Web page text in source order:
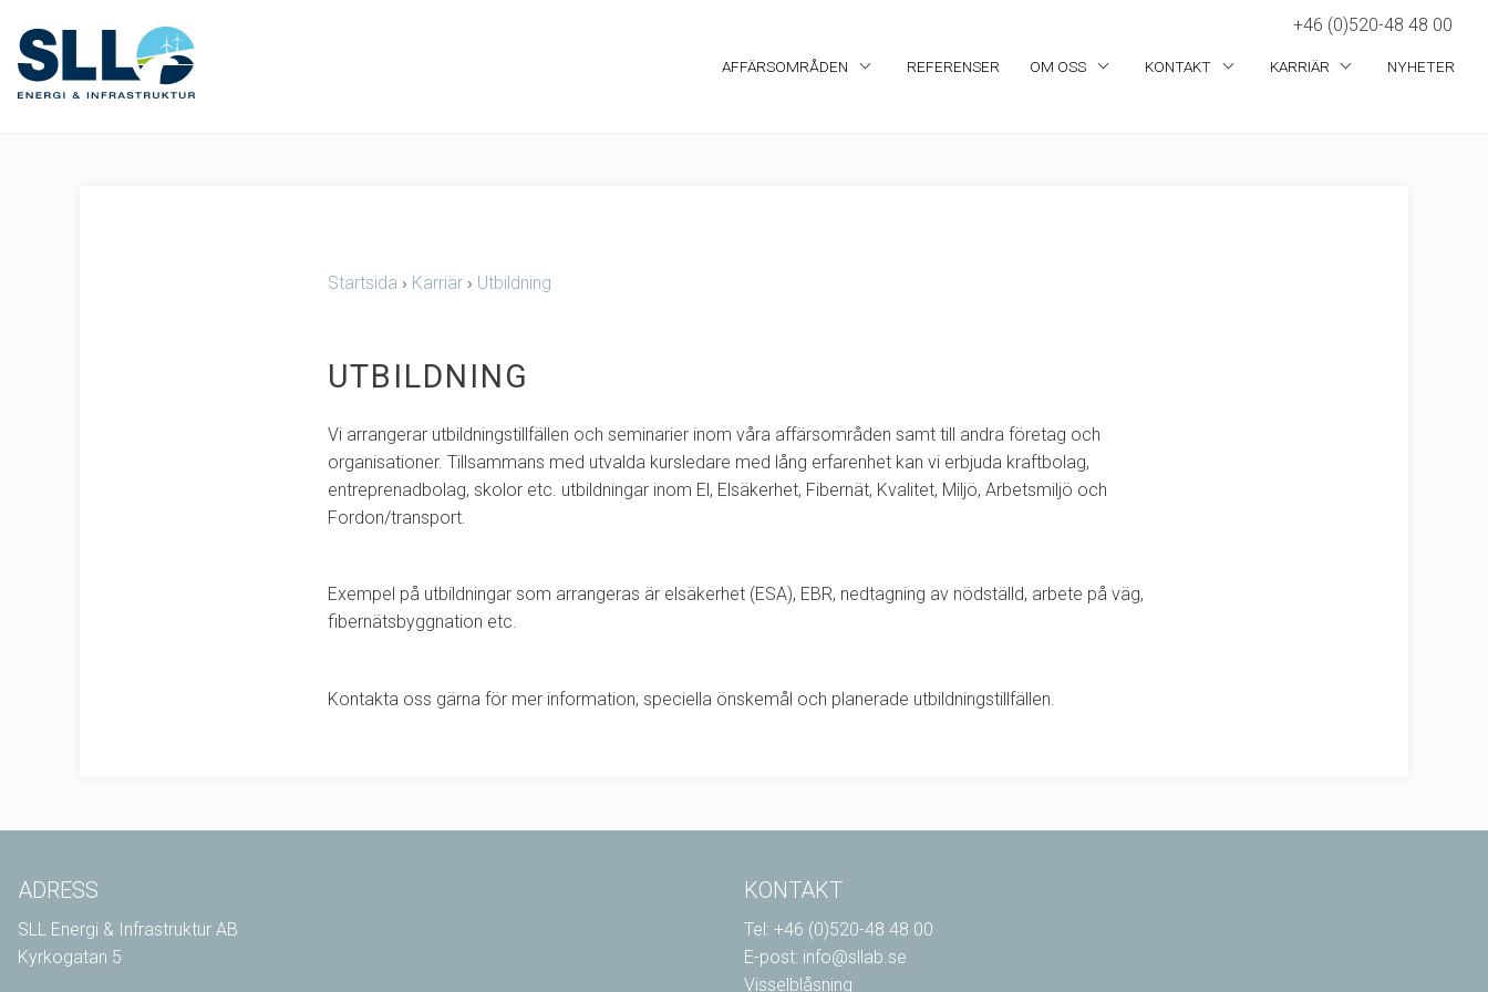
+46 (0)520-48 48 00
AFFÄRSOMRÅDEN REFERENSER OM OSS KONTAKT KARRIÄR NYHETER
Startsida › Karriär › Utbildning
UTBILDNING
Vi arrangerar utbildningstillfällen och seminarier inom våra affärsområden samt till andra företag och
organisationer. Tillsammans med utvalda kursledare med lång erfarenhet kan vi erbjuda kraftbolag,
entreprenadbolag, skolor etc. utbildningar inom El, Elsäkerhet, Fibernät, Kvalitet, Miljö, Arbetsmiljö och
Fordon/transport.
Exempel på utbildningar som arrangeras är elsäkerhet (ESA), EBR, nedtagning av nödställd, arbete på väg,
fibernätsbyggnation etc.
Kontakta oss gärna för mer information, speciella önskemål och planerade utbildningstillfällen.
ADRESS
SLL Energi & Infrastruktur AB
Kyrkogatan 5
KONTAKT
Tel: +46 (0)520-48 48 00
E-post: info@sllab.se
Visselblåsning